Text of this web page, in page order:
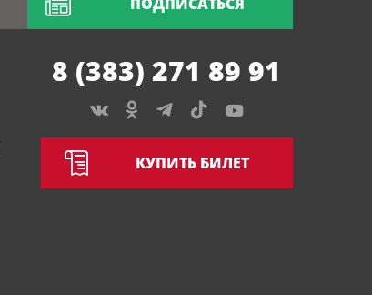
8 (383) 271 89 91
КУПИТЬ БИЛЕТ